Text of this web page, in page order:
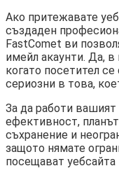
Ако притежавате
създаден
FastComet ви
имейл акаунти. Да, в
когато посетител
сериозни в това,
За да работи
ефективност,
съхранение и
защото нямате
посещават